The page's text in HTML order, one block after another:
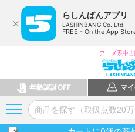
らしんばんアプリ
LASHINBANG Co.,Ltd.
FREE - On the App
アニメ系中
年齢認証OFF マ